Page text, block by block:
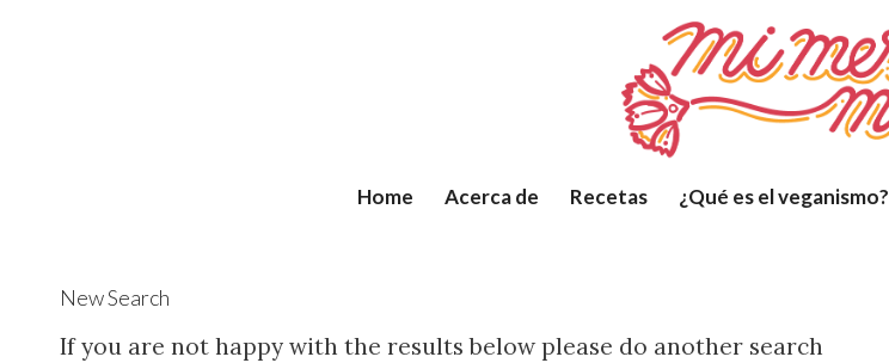
Home Acerca de Recetas ¿Qué es el veganismo?
New Search
If you are not happy with the results below please do another search